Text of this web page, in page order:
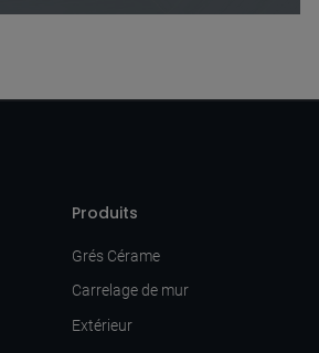
Produits
Grés Cérame
Carrelage de mur
Extérieur